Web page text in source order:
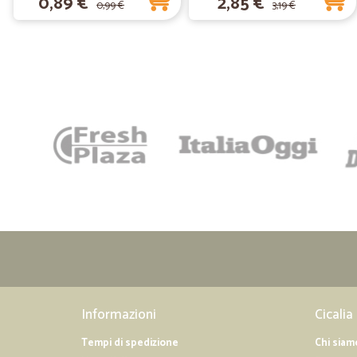
0,99 € 3,19 €
Informazioni
Tempi di spedizione
Cicalia
Chi